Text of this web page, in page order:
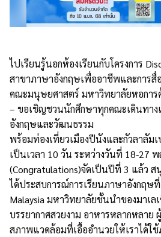
ไปเรียนรู้นอกห้องเรียนกับโครงการ
สาขาภาษาอังกฤษเพื่ออาชีพและการสื่
คณะมนุษยศาสตร์ มหาวิทยาลัยหอการ
– ขอเชิญชวนนักศึกษาทุกคณะเดินทาง
อังกฤษและวัฒนธรรม
พร้อมท่องเที่ยวเมืองปีนังและกัวลาลัมเ
เป็นเวลา 10 วัน ระหว่างวันที่ 18-27
(Congratulations)จัดเป็นปีที่ 3 แล้ว ส
ได้ประสบการณ์การเรียนภาษาอังกฤษที่
Malaysia มหาวิทยาลัยชั้นนำของมาเล
บรรยากาศสวยงาม อาหารหลากหลาย
สภาพแวดล้อมที่เอื้ออำนวยให้เราได้ใ